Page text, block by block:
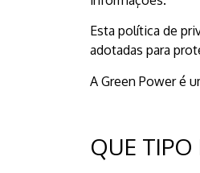
Esta política de
adotadas para
A Green Power é
QUE TIPO